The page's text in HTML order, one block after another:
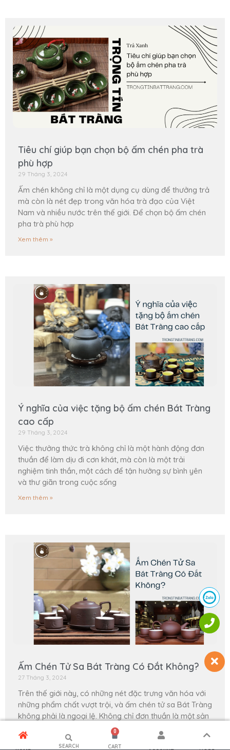
Tiêu chí giúp bạn chọn bộ ấm chén pha trà
phù hợp
29 Tháng 3, 2024
Ấm chén không chỉ là một dụng cụ dùng để thưởng trả
mà còn là nét đẹp trong văn hóa trà đạo của Việt
Nam và nhiều nước trên thế giới. Để chọn bộ ấm chén
pha trà phù hợp
Xem thêm »
Ý nghĩa của việc tặng bộ ấm chén Bát Tràng
cao cấp
29 Tháng 3, 2024
Việc thưởng thức trà không chỉ là một hành động đơn
thuần để làm dịu đi cơn khát, mà còn là một trải
nghiệm tinh thần, một cách để tận hưởng sự bình yên
và thư giãn trong cuộc sống
Xem thêm »
Ấm Chén Tử Sa Bát Tràng Có Đắt Không?
27 Tháng 3, 2024
Trên thế giới này, có những nét đặc trưng văn hóa với
những phẩm chất vượt trội, và ấm chén tử sa Bát Tràng
không phải là ngoại lệ. Không chỉ đơn thuần là một sản
SEARCH
0
CART